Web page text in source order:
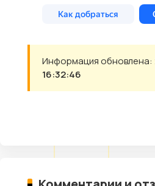
Информация обновлена:
16:32:46